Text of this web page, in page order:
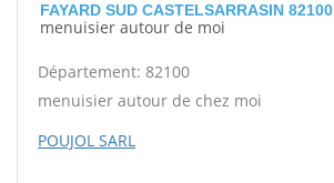
FAYARD SUD CASTELSARRASIN 82100
menuisier autour de moi
Département: 82100
menuisier autour de chez moi
POUJOL SARL